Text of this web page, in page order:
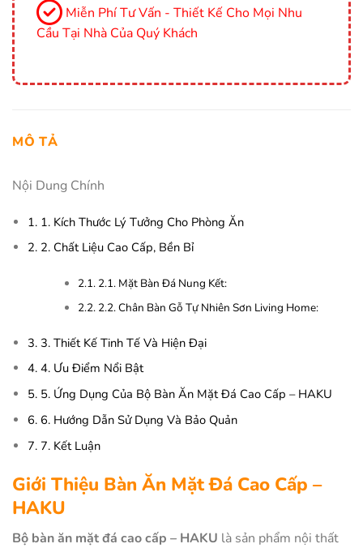
Miễn Phí Tư Vấn - Thiết Kế Cho Mọi Nhu
Cầu Tại Nhà Của Quý Khách
MÔ TẢ
Nội Dung Chính
1. 1. Kích Thước Lý Tưởng Cho Phòng Ăn
2. 2. Chất Liệu Cao Cấp, Bền Bỉ
2.1.2.1. Mặt Bàn Đá Nung Kết:
2.2.2.2. Chân Bàn Gỗ Tự Nhiên Sơn Living Home:
3. 3. Thiết Kế Tinh Tế Và Hiện Đại
4. 4. Ưu Điểm Nổi Bật
5. 5. Ứng Dụng Của Bộ Bàn Ăn Mặt Đá Cao Cấp – HAKU
6. 6. Hướng Dẫn Sử Dụng Và Bảo Quản
7. 7. Kết Luận
Giới Thiệu Bàn Ăn Mặt Đá Cao Cấp –
HAKU
Bộ bàn ăn mặt đá cao cấp – HAKU là sản phẩm nội thất